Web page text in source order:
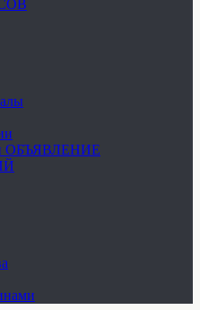
ОБЪЯВЛЕНИЕ